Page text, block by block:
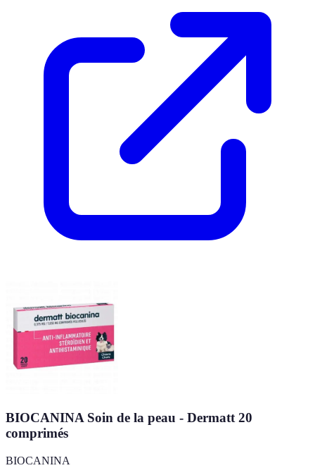
BIOCANINA Soin de la peau - Dermatt 20
comprimés
BIOCANINA